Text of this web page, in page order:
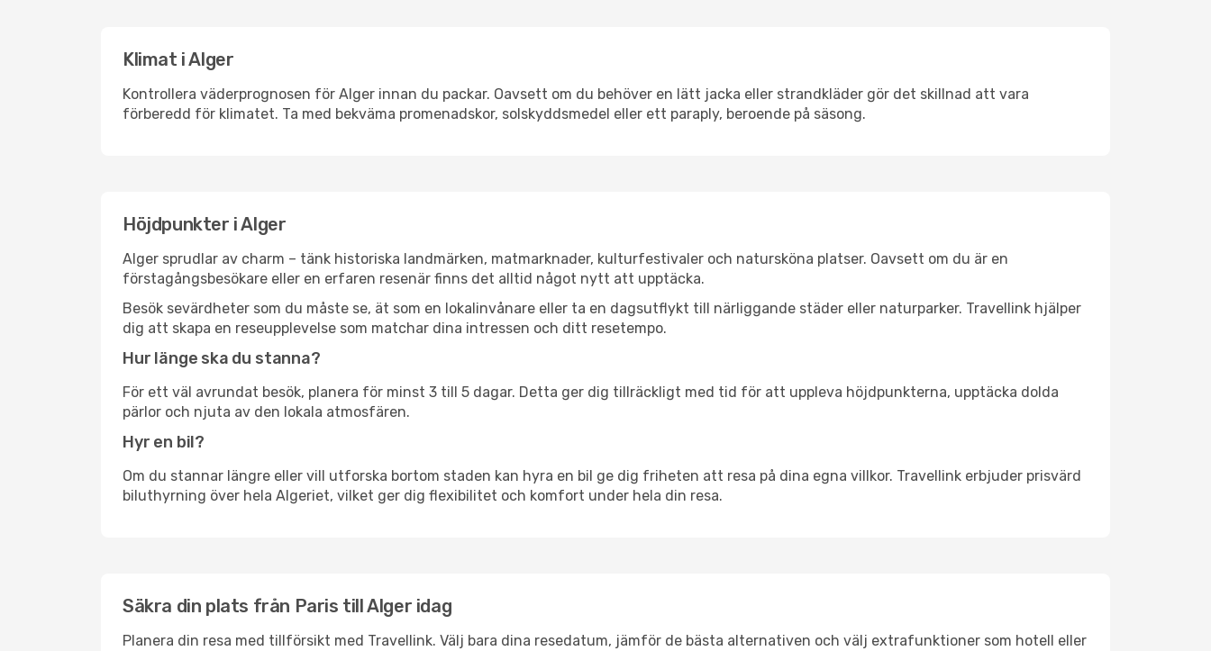
Klimat i Alger
Kontrollera väderprognosen för Alger innan du packar. Oavsett om du behöver en lätt jacka eller strandkläder gör det skillnad att vara
förberedd för klimatet. Ta med bekväma promenadskor, solskyddsmedel eller ett paraply, beroende på säsong.
Höjdpunkter i Alger
Alger sprudlar av charm – tänk historiska landmärken, matmarknader, kulturfestivaler och natursköna platser. Oavsett om du är en
förstagångsbesökare eller en erfaren resenär finns det alltid något nytt att upptäcka.
Besök sevärdheter som du måste se, ät som en lokalinvånare eller ta en dagsutflykt till närliggande städer eller naturparker. Travellink hjälper
dig att skapa en reseupplevelse som matchar dina intressen och ditt resetempo.
Hur länge ska du stanna?
För ett väl avrundat besök, planera för minst 3 till 5 dagar. Detta ger dig tillräckligt med tid för att uppleva höjdpunkterna, upptäcka dolda
pärlor och njuta av den lokala atmosfären.
Hyr en bil?
Om du stannar längre eller vill utforska bortom staden kan hyra en bil ge dig friheten att resa på dina egna villkor. Travellink erbjuder prisvärd
biluthyrning över hela Algeriet, vilket ger dig flexibilitet och komfort under hela din resa.
Säkra din plats från Paris till Alger idag
Planera din resa med tillförsikt med Travellink. Välj bara dina resedatum, jämför de bästa alternativen och välj extrafunktioner som hotell eller